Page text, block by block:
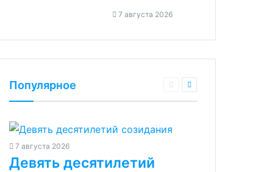
7 августа 2026
Популярное
7 августа 2026
Девять десятилетий